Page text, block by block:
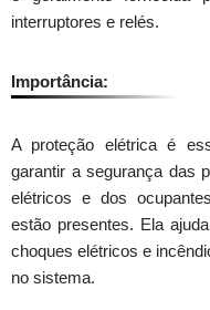
interruptores e relés.
Importância:
A proteção elétrica é
garantir a segurança das
elétricos e dos
estão presentes. Ela
choques elétricos e
no sistema.